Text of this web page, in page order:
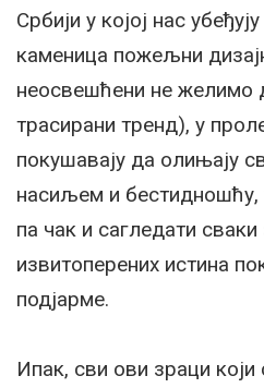
Србији у којој нас
каменица пожељни
неосвешћени не желимо
трасирани тренд), у
покушавају да олињају
насиљем и бестидношћу,
па чак и сагледати сваки
извитоперених истина
подјарме.
Ипак, сви ови зраци који